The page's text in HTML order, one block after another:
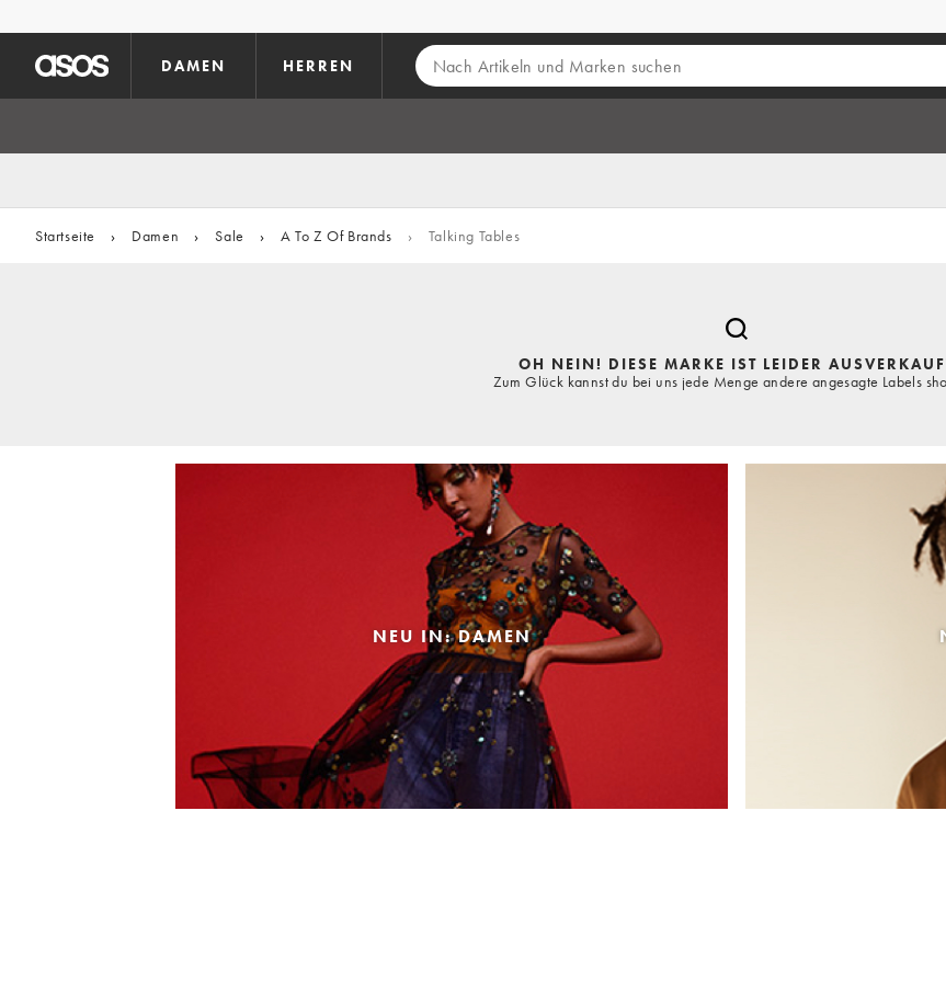
DAMEN HERREN
Startseite › Damen › Sale › A To Z Of Brands › Talking Tables
OH NEIN! DIESE MARKE IST LEIDER
Zum Glück kannst du bei uns jede Menge andere angesagte Labels
NEU IN: DAMEN